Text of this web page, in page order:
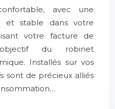
avec une
et stable dans votre
votre facture de
du robinet
Installés sur vos
sont de précieux alliés